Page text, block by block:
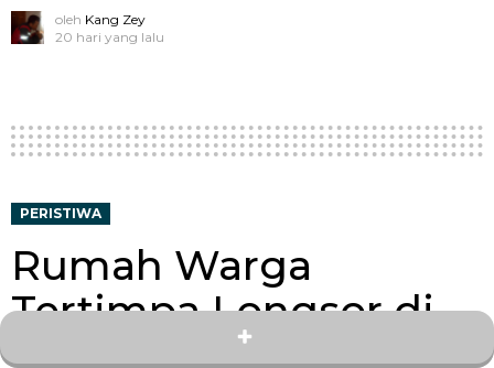
oleh Kang Zey
20 hari yang lalu
PERISTIWA
Rumah Warga
Tertimpa Longsor di
Kampung Cihanja,